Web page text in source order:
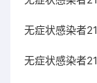
无症状感染者
无症状感染者